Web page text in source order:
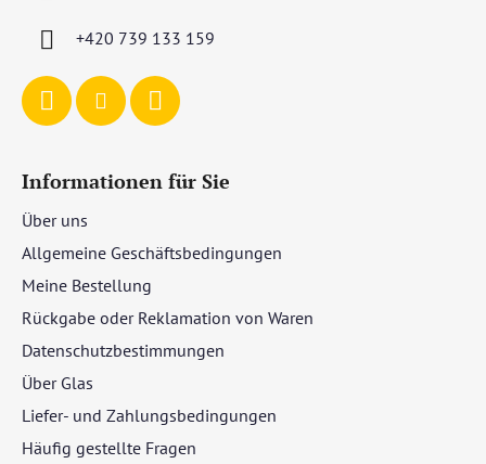
+420 739 133 159
Informationen für Sie
Über uns
Allgemeine Geschäftsbedingungen
Meine Bestellung
Rückgabe oder Reklamation von Waren
Datenschutzbestimmungen
Über Glas
Liefer- und Zahlungsbedingungen
Häufig gestellte Fragen